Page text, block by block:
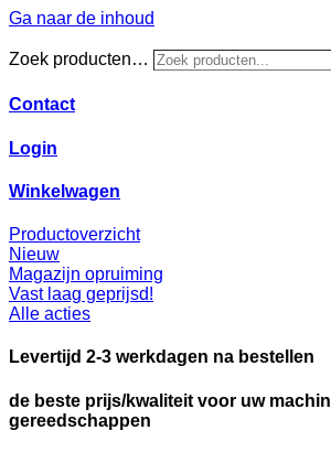
Ga naar de inhoud
Zoek producten…
Contact
Login
Winkelwagen
Productoverzicht
Nieuw
Magazijn opruiming
Vast laag geprijsd!
Alle acties
Levertijd 2-3 werkdagen na bestellen
de beste prijs/kwaliteit voor uw
gereedschappen